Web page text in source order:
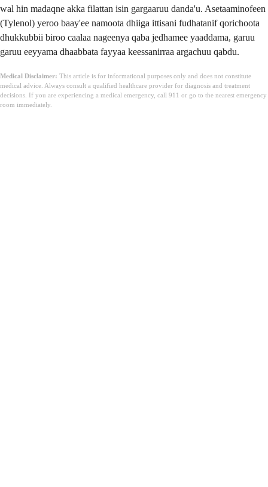
wal hin madaqne akka filattan isin gargaaruu danda'u. Asetaaminofeen
(Tylenol) yeroo baay'ee namoota dhiiga ittisani fudhatanif qorichoota
dhukkubbii biroo caalaa nageenya qaba jedhamee yaaddama, garuu
garuu eeyyama dhaabbata fayyaa keessanirraa argachuu qabdu.
Medical Disclaimer: This article is for informational purposes only and does not constitute
medical advice. Always consult a qualified healthcare provider for diagnosis and treatment
decisions. If you are experiencing a medical emergency, call 911 or go to the nearest emergency
room immediately.